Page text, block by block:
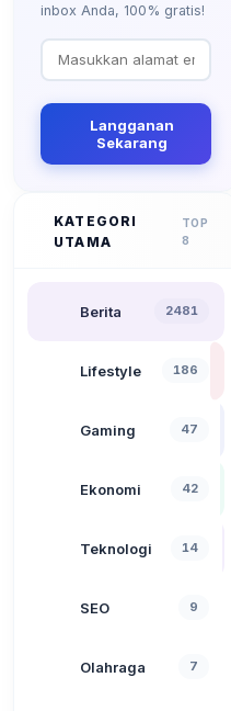
inbox Anda, 100% gratis!
Langganan
Sekarang
KATEGORI
UTAMA
TOP
8
Berita 2481
Lifestyle 186
Gaming 47
Ekonomi 42
Teknologi 14
SEO 9
Olahraga 7